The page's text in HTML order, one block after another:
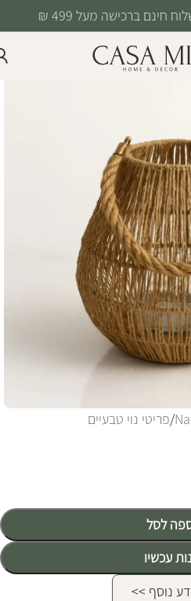
ברכישה מעל 499 ₪
/פריטי נוי טבעיים
לסל
עכשיו
נוסף >>